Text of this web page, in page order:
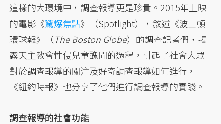
這樣的大環境中，調查報導更是珍貴。2015年上映
的電影《驚爆焦點》（Spotlight），敘述《波士頓
環球報》（The Boston Globe）的調查記者們，揭
露天主教會性侵兒童醜聞的過程，引起了社會大眾
對於調查報導的關注及好奇調查報導如何進行，
《紐約時報》也分享了他們進行調查報導的實踐。
調查報導的社會功能